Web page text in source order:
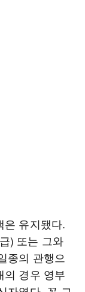
은 유지됐다.
) 또는 그와
종의 관행으
의 경우 영부